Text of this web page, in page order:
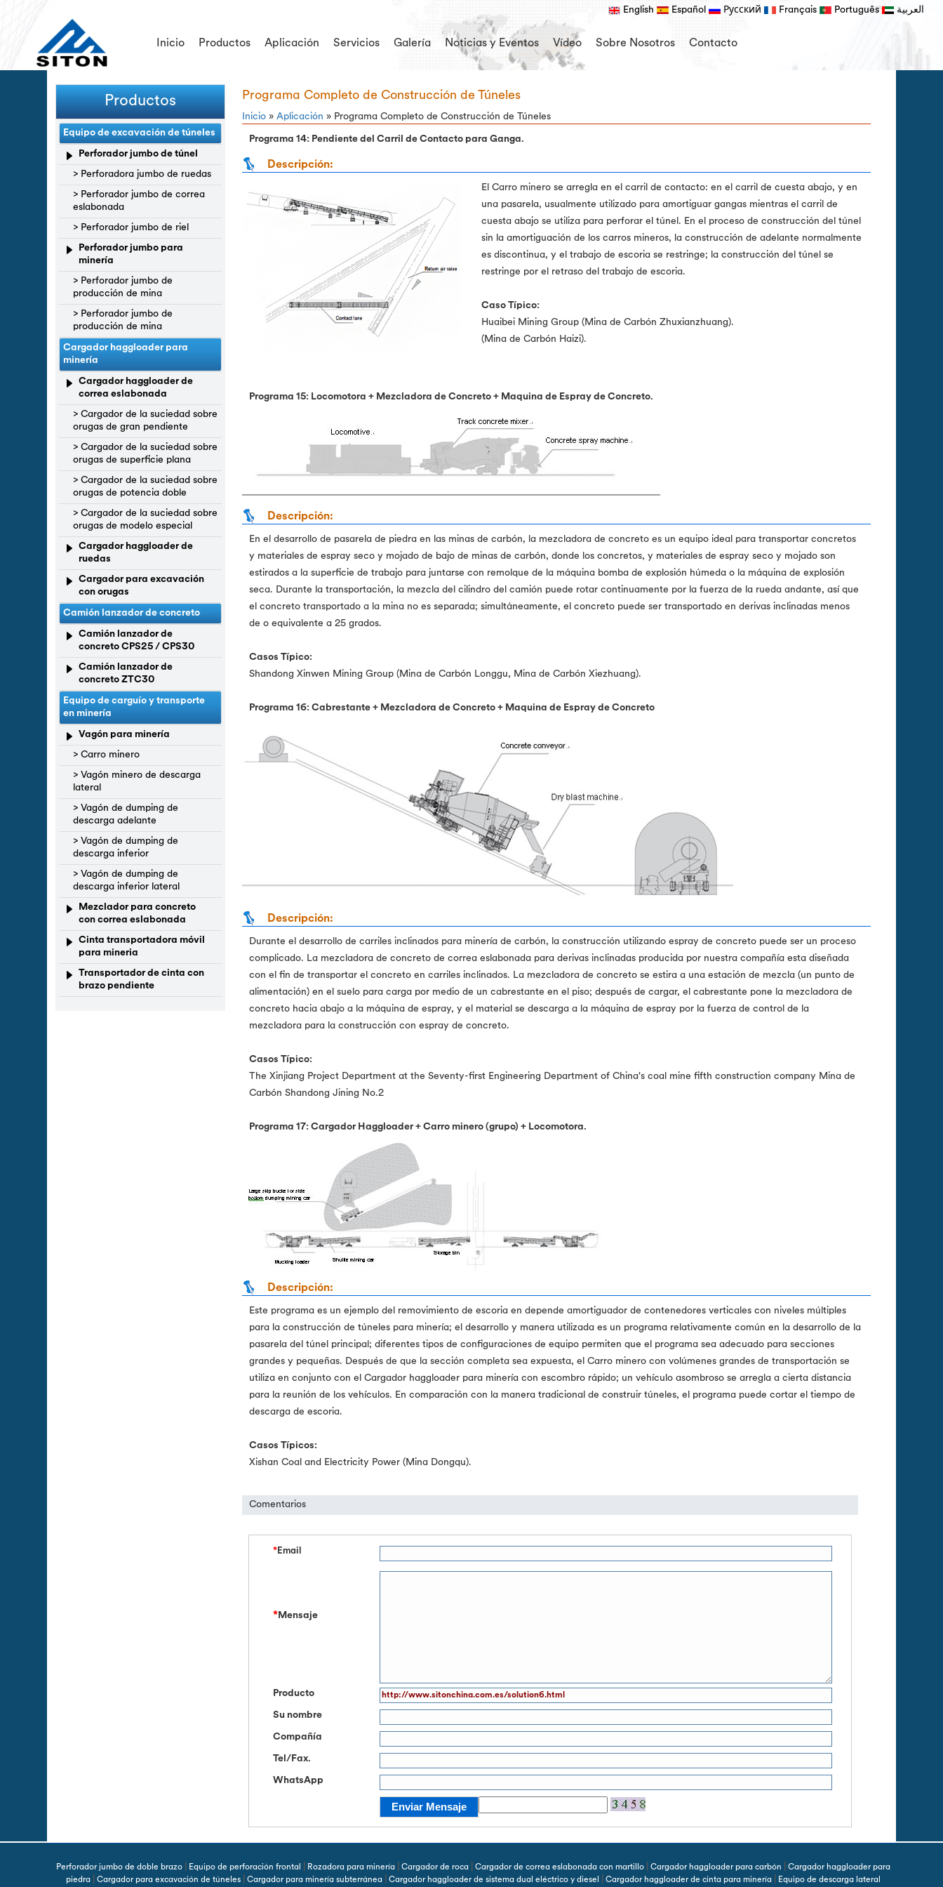
English Español Русский Français Português العربية
Inicio Productos Aplicación Servicios Galería Noticias y Eventos Vídeo Sobre Nosotros Contacto
Productos
Equipo de excavación de túneles
Perforador jumbo de túnel
> Perforadora jumbo de ruedas
> Perforador jumbo de correa
eslabonada
> Perforador jumbo de riel
Perforador jumbo para
minería
> Perforador jumbo de
producción de mina
> Perforador jumbo de
producción de mina
Cargador haggloader para
minería
Cargador haggloader de
correa eslabonada
> Cargador de la suciedad sobre
orugas de gran pendiente
> Cargador de la suciedad sobre
orugas de superficie plana
> Cargador de la suciedad sobre
orugas de potencia doble
> Cargador de la suciedad sobre
orugas de modelo especial
Cargador haggloader de
ruedas
Cargador para excavación
con orugas
Camión lanzador de concreto
Camión lanzador de
concreto CPS25 / CPS30
Camión lanzador de
concreto ZTC30
Equipo de carguío y transporte
en minería
Vagón para minería
> Carro minero
> Vagón minero de descarga
lateral
> Vagón de dumping de
descarga adelante
> Vagón de dumping de
descarga inferior
> Vagón de dumping de
descarga inferior lateral
Mezclador para concreto
con correa eslabonada
Cinta transportadora móvil
para mineria
Transportador de cinta con
brazo pendiente
Programa Completo de Construcción de Túneles
Inicio »Aplicación » Programa Completo de Construcción de Túneles
Programa 14: Pendiente del Carril de Contacto para Ganga.
Descripción:
El Carro minero se arregla en el carril de contacto: en el carril de cuesta abajo, y en
una pasarela, usualmente utilizado para amortiguar gangas mientras el carril de
cuesta abajo se utiliza para perforar el túnel. En el proceso de construcción del túnel
sin la amortiguación de los carros mineros, la construcción de adelante normalmente
es discontinua, y el trabajo de escoria se restringe; la construcción del túnel se
restringe por el retraso del trabajo de escoria.
Caso Típico:
Huaibei Mining Group (Mina de Carbón Zhuxianzhuang).
(Mina de Carbón Haizi).
Programa 15: Locomotora + Mezcladora de Concreto + Maquina de Espray de Concreto.
Descripción:
En el desarrollo de pasarela de piedra en las minas de carbón, la mezcladora de concreto es un equipo ideal para transportar concretos
y materiales de espray seco y mojado de bajo de minas de carbón, donde los concretos, y materiales de espray seco y mojado son
estirados a la superficie de trabajo para juntarse con remolque de la máquina bomba de explosión húmeda o la máquina de explosión
seca. Durante la transportación, la mezcla del cilindro del camión puede rotar continuamente por la fuerza de la rueda andante, así que
el concreto transportado a la mina no es separada; simultáneamente, el concreto puede ser transportado en derivas inclinadas menos
de o equivalente a 25 grados.
Casos Típico:
Shandong Xinwen Mining Group (Mina de Carbón Longgu, Mina de Carbón Xiezhuang).
Programa 16: Cabrestante + Mezcladora de Concreto + Maquina de Espray de Concreto
Descripción:
Durante el desarrollo de carriles inclinados para minería de carbón, la construcción utilizando espray de concreto puede ser un proceso
complicado. La mezcladora de concreto de correa eslabonada para derivas inclinadas producida por nuestra compañía esta diseñada
con el fin de transportar el concreto en carriles inclinados. La mezcladora de concreto se estira a una estación de mezcla (un punto de
alimentación) en el suelo para carga por medio de un cabrestante en el piso; después de cargar, el cabrestante pone la mezcladora de
concreto hacia abajo a la máquina de espray, y el material se descarga a la máquina de espray por la fuerza de control de la
mezcladora para la construcción con espray de concreto.
Casos Típico:
The Xinjiang Project Department at the Seventy-first Engineering Department of China's coal mine fifth construction company Mina de
Carbón Shandong Jining No.2
Programa 17: Cargador Haggloader + Carro minero (grupo) + Locomotora.
Descripción:
Este programa es un ejemplo del removimiento de escoria en depende amortiguador de contenedores verticales con niveles múltiples
para la construcción de túneles para minería; el desarrollo y manera utilizada es un programa relativamente común en la desarrollo de la
pasarela del túnel principal; diferentes tipos de configuraciones de equipo permiten que el programa sea adecuado para secciones
grandes y pequeñas. Después de que la sección completa sea expuesta, el Carro minero con volúmenes grandes de transportación se
utiliza en conjunto con el Cargador haggloader para minería con escombro rápido; un vehículo asombroso se arregla a cierta distancia
para la reunión de los vehículos. En comparación con la manera tradicional de construir túneles, el programa puede cortar el tiempo de
descarga de escoria.
Casos Típicos:
Xishan Coal and Electricity Power (Mina Dongqu).
Comentarios
*Email
* Mensaje
Producto
Su nombre
Compañía
Tel/Fax.
WhatsApp
Perforador jumbo de doble brazo Equipo de perforación frontal Rozadora para minería Cargador de roca Cargador de correa eslabonada con martillo Cargador haggloader para carbón
Cargador haggloader para
piedra
Cargador para excavación de túneles Cargador para minería subterránea Cargador haggloader de sistema dual eléctrico y diesel Cargador haggloader de cinta para minería Equipo de descarga lateral